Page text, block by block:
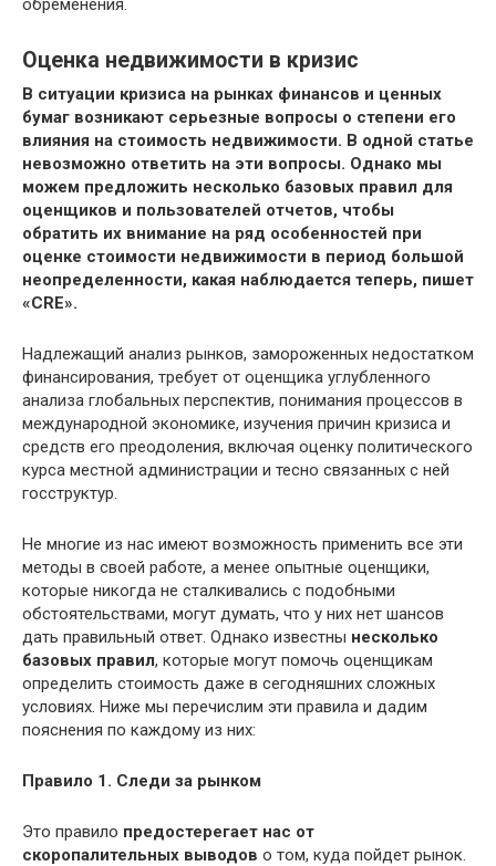
обременения.
Оценка недвижимости в кризис
В ситуации кризиса на рынках финансов и ценных
бумаг возникают серьезные вопросы о степени его
влияния на стоимость недвижимости. В одной статье
невозможно ответить на эти вопросы. Однако мы
можем предложить несколько базовых правил для
оценщиков и пользователей отчетов, чтобы
обратить их внимание на ряд особенностей при
оценке стоимости недвижимости в период большой
неопределенности, какая наблюдается теперь, пишет
«CRE».
Надлежащий анализ рынков, замороженных недостатком
финансирования, требует от оценщика углубленного
анализа глобальных перспектив, понимания процессов в
международной экономике, изучения причин кризиса и
средств его преодоления, включая оценку политического
курса местной администрации и тесно связанных с ней
госструктур.
Не многие из нас имеют возможность применить все эти
методы в своей работе, а менее опытные оценщики,
которые никогда не сталкивались с подобными
обстоятельствами, могут думать, что у них нет шансов
дать правильный ответ. Однако известны несколько
базовых правил, которые могут помочь оценщикам
определить стоимость даже в сегодняшних сложных
условиях. Ниже мы перечислим эти правила и дадим
пояснения по каждому из них:
Правило 1. Следи за рынком
Это правило предостерегает нас от
скоропалительных выводов о том, куда пойдет рынок.